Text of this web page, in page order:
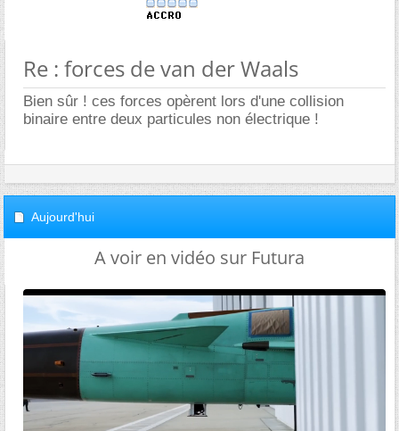
Re : forces de van der Waals
Bien sûr ! ces forces opèrent lors d'une collision
binaire entre deux particules non électrique !
Aujourd'hui
A voir en vidéo sur Futura